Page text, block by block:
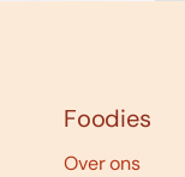
Foodies
Over ons